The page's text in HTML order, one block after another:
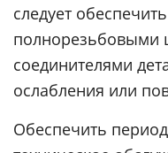
следует
полнорезьбовыми
соединителями
ослабления или
Обеспечить